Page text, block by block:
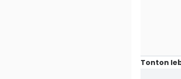
Tonton